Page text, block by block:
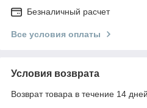
Безналичный расчет
Все условия оплаты
Условия возврата
Возврат товара в течение 14